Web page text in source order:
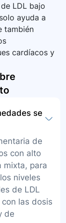
LDL bajo
ayuda a
también
cardíacos y
se
de
con alto
mixta, para
niveles
de LDL
las dosis
de